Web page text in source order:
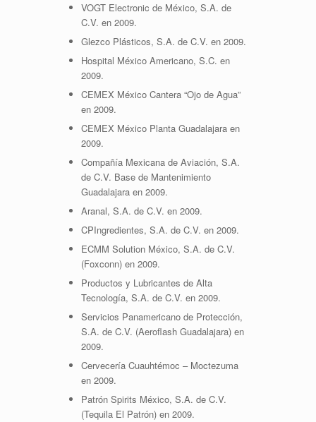
VOGT Electronic de México, S.A. de
C.V. en 2009.
Glezco Plásticos, S.A. de C.V. en 2009.
Hospital México Americano, S.C. en
2009.
CEMEX México Cantera “Ojo de Agua”
en 2009.
CEMEX México Planta Guadalajara en
2009.
Compañía Mexicana de Aviación, S.A.
de C.V. Base de Mantenimiento
Guadalajara en 2009.
Aranal, S.A. de C.V. en 2009.
CPIngredientes, S.A. de C.V. en 2009.
ECMM Solution México, S.A. de C.V.
(Foxconn) en 2009.
Productos y Lubricantes de Alta
Tecnología, S.A. de C.V. en 2009.
Servicios Panamericano de Protección,
S.A. de C.V. (Aeroflash Guadalajara) en
2009.
Cervecería Cuauhtémoc – Moctezuma
en 2009.
Patrón Spirits México, S.A. de C.V.
(Tequila El Patrón) en 2009.